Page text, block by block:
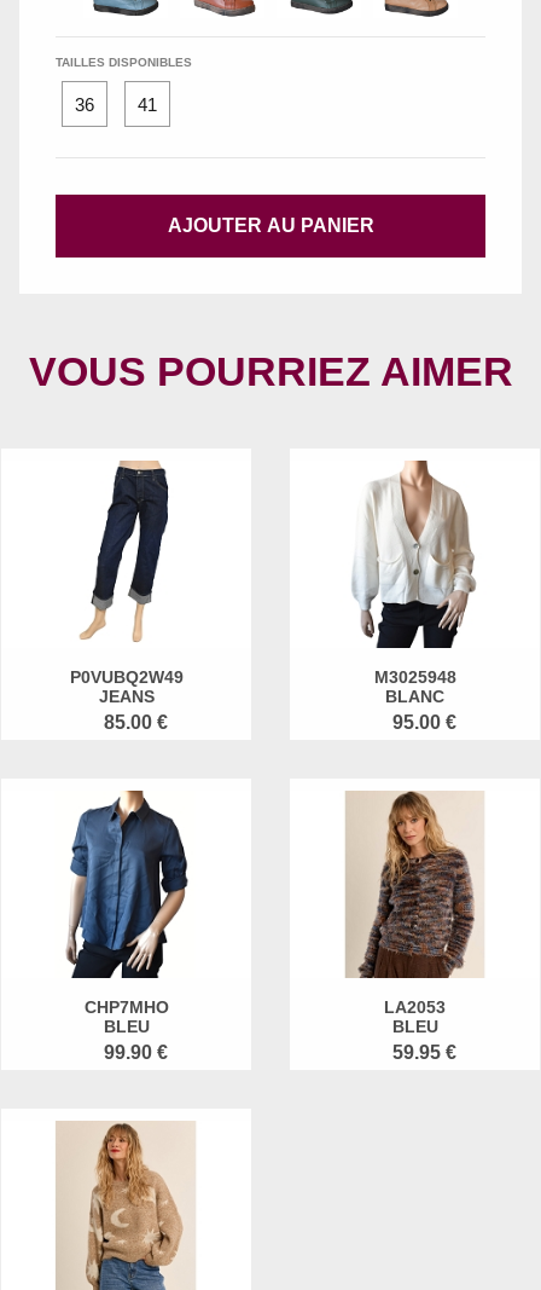
TAILLES DISPONIBLES
36 41
AJOUTER AU PANIER
VOUS POURRIEZ AIMER
P0VUBQ2W49
JEANS
85.00 €
M3025948
BLANC
95.00 €
CHP7MHO
BLEU
99.90 €
LA2053
BLEU
59.95 €